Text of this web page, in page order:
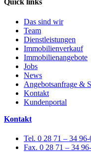
Quick links
Das sind wir
Team
Dienstleistungen
Immobilienverkauf
Immobilienangebote
Jobs
News
Angebotsanfrage &
Kontakt
Kundenportal
Kontakt
Tel. 0 28 71 – 34 96-
Fax. 0 28 71 – 34